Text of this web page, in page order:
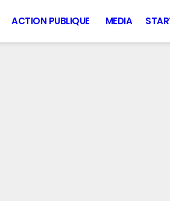
ACTION PUBLIQUE MEDIA